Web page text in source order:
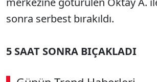
sonra serbest bırakıldı.
5 SAAT SONRA BIÇAKLADI